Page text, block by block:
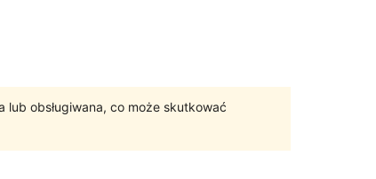
obsługiwana, co może skutkować